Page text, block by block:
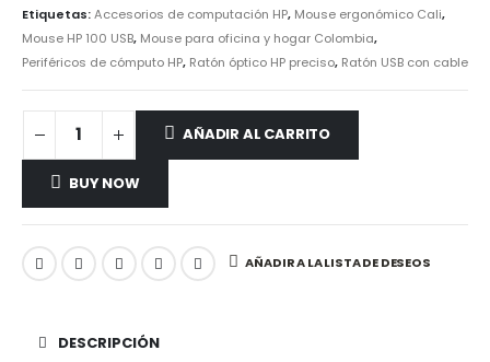
Etiquetas:Accesorios de computación HP, Mouse ergonómico Cali,
Mouse HP 100 USB, Mouse para oficina y hogar Colombia,
Periféricos de cómputo HP, Ratón óptico HP preciso, Ratón USB con cable
AÑADIR AL CARRITO
BUY NOW
AÑADIR A LA LISTA DE DESEOS
DESCRIPCIÓN